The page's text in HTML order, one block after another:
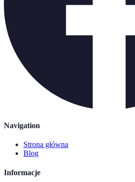
Navigation
Strona główna
Blog
Informacje